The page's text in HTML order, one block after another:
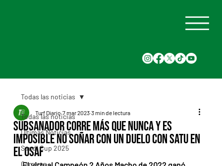
Todas las noticias
Últimas Noticias
Saudi Cup 2025
Carreras
Todas las noticias
Subsanador corre más que nunca y es
imposible no soñar con un duelo con Satu en
el OSAF
Turf Diario 7 mar 2023 3 min de lectura